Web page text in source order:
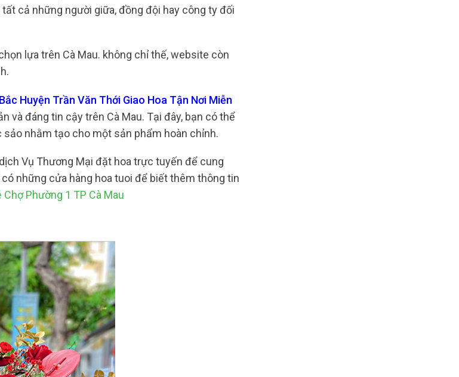
cả những người giữa, đồng đội hay công ty đối
lựa trên Cà Mau. không chỉ thế, website còn
Huyện Trần Văn Thới Giao Hoa Tận Nơi Miễn
và đáng tin cậy trên Cà Mau. Tại đây, bạn có thể
nhằm tạo cho một sản phẩm hoàn chỉnh.
Vụ Thương Mại đặt hoa trực tuyến để cung
những cửa hàng hoa tuoi để biết thêm thông tin
Phường 1 TP Cà Mau